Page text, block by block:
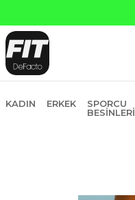
KADIN ERKEK
SPORCU
BESINLERI